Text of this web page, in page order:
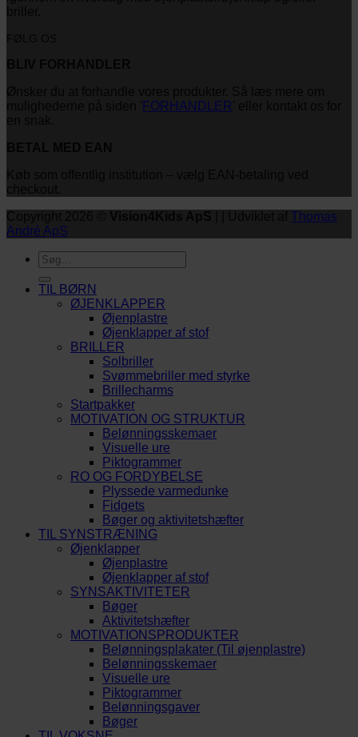
FORHANDLER
Thomas
André ApS
Søg
efter:
TIL BØRN
ØJENKLAPPER
Øjenplastre
Øjenklapper af stof
BRILLER
Solbriller
Svømmebriller med styrke
Brillecharms
Startpakker
MOTIVATION OG STRUKTUR
Belønningsskemaer
Visuelle ure
Piktogrammer
RO OG FORDYBELSE
Plyssede varmedunke
Fidgets
Bøger og aktivitetshæfter
TIL SYNSTRÆNING
Øjenklapper
Øjenplastre
Øjenklapper af stof
SYNSAKTIVITETER
Bøger
Aktivitetshæfter
MOTIVATIONSPRODUKTER
Belønningsplakater (Til øjenplastre)
Belønningsskemaer
Visuelle ure
Piktogrammer
Belønningsgaver
Bøger